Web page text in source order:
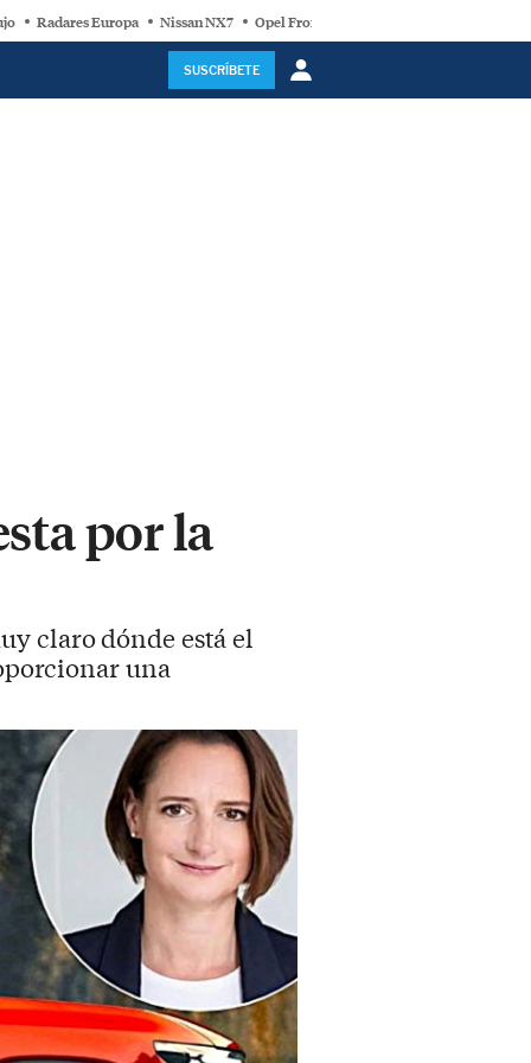
Radares Europa Nissan NX7 Opel Frontera Electric
SUSCRÍBETE
por la
claro dónde está el
una